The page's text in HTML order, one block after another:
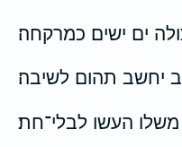
ים ישים כמרקחה׃
יחשב תהום לשיבה׃
משלו העשו לבלי־חת׃